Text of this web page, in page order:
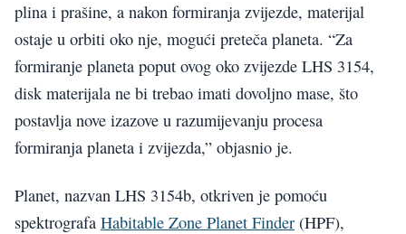
plina i prašine, a nakon formiranja zvijezde, materijal
ostaje u orbiti oko nje, mogući preteča planeta. “Za
formiranje planeta poput ovog oko zvijezde LHS 3154,
disk materijala ne bi trebao imati dovoljno mase, što
postavlja nove izazove u razumijevanju procesa
formiranja planeta i zvijezda,” objasnio je.
Planet, nazvan LHS 3154b, otkriven je pomoću
spektrografa Habitable Zone Planet Finder (HPF),